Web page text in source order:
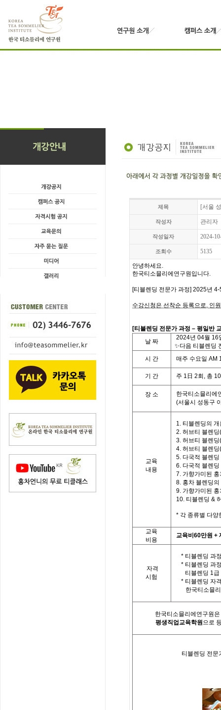
제목 [서울
작성자 관리자
작성일자 2024-
조회수 5135
안녕하세요.
한국티소믈리에연구원입니다.
[티블렌딩 전문가 과정] 2025년 4-
수강신청은 선착순 등록으로, 인
[티블렌딩 전문가 과정 – 평일반
날 짜
2024년 04월 16
✨다음 티블렌딩
시
간 매주 수요일 AM
기 간 주 1 日 2회 , 총 10
장 소
한국티소믈리에
(서울시 성동구
교육
내용
1. 티블렌딩의 개
2. 허브티 블렌딩
3. 허브티 블렌딩
4. 허브티 블렌딩
5. 다국적 블렌
6. 다국적 블렌
7. 가향가미된
8. 홍차 블렌딩의
9. 가향가미된
10.티 블렌딩 &
* 각 종류별 다양
교육
비용
교육비 60만원 +
자격
시험
* 티블렌딩 과
* 티블렌딩 과
티블렌딩 1급
* 티블렌딩 자
한국티소믈
한국티소믈리에연구원
평생직업교육학원으로
티블렌딩 전문